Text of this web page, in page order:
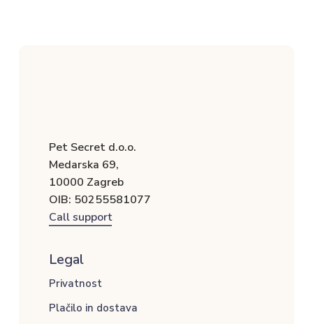
Pet Secret d.o.o.
Medarska 69,
10000 Zagreb
OIB: 50255581077
Call support
Legal
Privatnost
Plačilo in dostava